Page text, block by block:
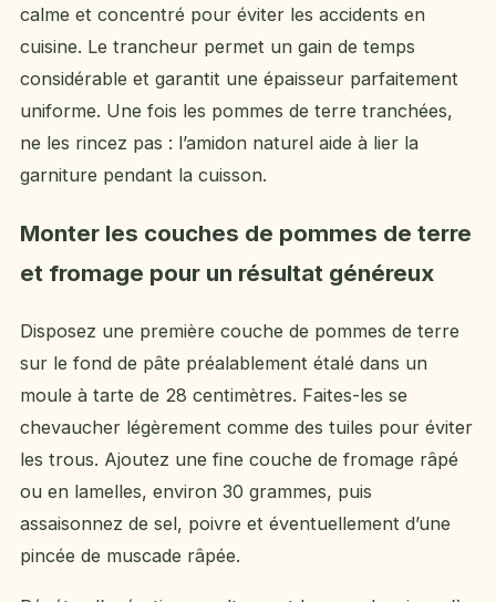
calme et concentré pour éviter les accidents en
cuisine. Le trancheur permet un gain de temps
considérable et garantit une épaisseur parfaitement
uniforme. Une fois les pommes de terre tranchées,
ne les rincez pas : l’amidon naturel aide à lier la
garniture pendant la cuisson.
Monter les couches de pommes de terre
et fromage pour un résultat généreux
Disposez une première couche de pommes de terre
sur le fond de pâte préalablement étalé dans un
moule à tarte de 28 centimètres. Faites-les se
chevaucher légèrement comme des tuiles pour éviter
les trous. Ajoutez une fine couche de fromage râpé
ou en lamelles, environ 30 grammes, puis
assaisonnez de sel, poivre et éventuellement d’une
pincée de muscade râpée.